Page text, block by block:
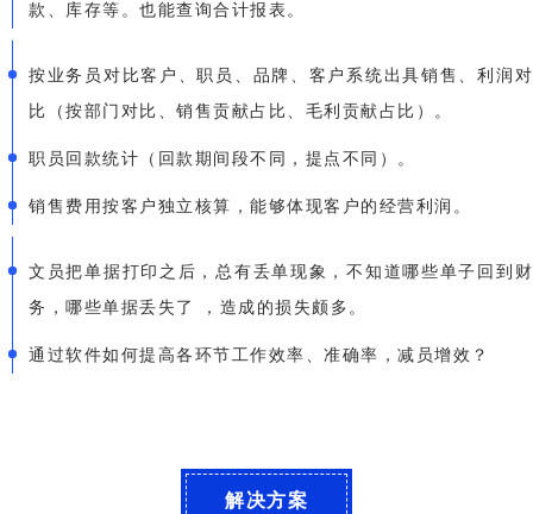
款、库存等。也能查询合计报表。
按业务员对比客户、职员、品牌、客户系统出具销售、利润对
比（按部门对比、销售贡献占比、毛利贡献占比）。
职员回款统计（回款期间段不同，提点不同）。
销售费用按客户独立核算，能够体现客户的经营利润。
文员把单据打印之后，总有丢单现象，不知道哪些单子回到财
务，哪些单据丢失了 ，造成的损失颇多。
通过软件如何提高各环节工作效率、准确率，减员增效？
解决方案